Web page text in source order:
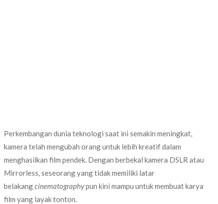
Perkembangan dunia teknologi saat ini semakin meningkat,
kamera telah mengubah orang untuk lebih kreatif dalam
menghasilkan film pendek. Dengan berbekal kamera DSLR atau
Mirrorless, seseorang yang tidak memiliki latar
belakangcinematographypun kini mampu untuk membuat karya
film yang layak tonton.